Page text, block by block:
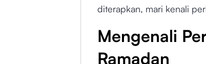
diterapkan, mari kenali
Mengenali
Ramadan